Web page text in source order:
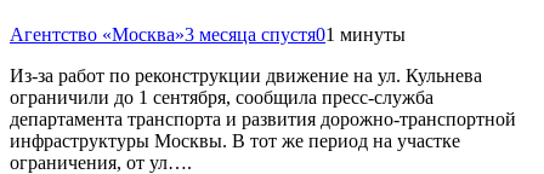
Агентство «Москва»3 месяца спустя01 минуты
Из-за работ по реконструкции движение на ул. Кульнева
ограничили до 1 сентября, сообщила пресс-служба
департамента транспорта и развития дорожно-транспортной
инфраструктуры Москвы. В тот же период на участке
ограничения, от ул….